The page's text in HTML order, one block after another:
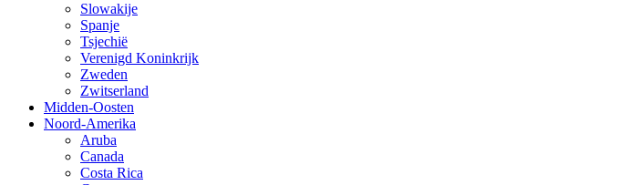
Slowakije
Spanje
Tsjechië
Verenigd Koninkrijk
Zweden
Zwitserland
Midden-Oosten
Noord-Amerika
Aruba
Canada
Costa Rica